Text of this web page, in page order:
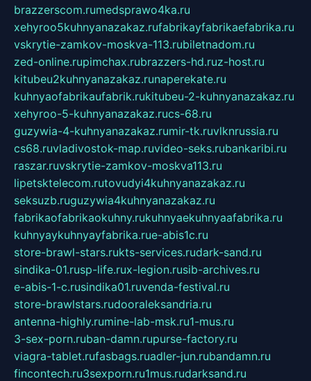
brazzerscom.rumedsprawo4ka.ru
xehyroo5kuhnyanazakaz.rufabrikayfabrikaefabrika.ru
vskrytie-zamkov-moskva-113.rubiletnadom.ru
zed-online.rupimchax.rubrazzers-hd.ruz-host.ru
kitubeu2kuhnyanazakaz.runaperekate.ru
kuhnyaofabrikaufabrik.rukitubeu-2-kuhnyanazakaz.ru
xehyroo-5-kuhnyanazakaz.rucs-68.ru
guzywia-4-kuhnyanazakaz.rumir-tk.ruvlknrussia.ru
cs68.ruvladivostok-map.ruvideo-seks.rubankaribi.ru
raszar.ruvskrytie-zamkov-moskva113.ru
lipetsktelecom.rutovudyi4kuhnyanazakaz.ru
seksuzb.ruguzywia4kuhnyanazakaz.ru
fabrikaofabrikaokuhny.rukuhnyaekuhnyaafabrika.ru
kuhnyaykuhnyayfabrika.rue-abis1c.ru
store-brawl-stars.rukts-services.rudark-sand.ru
sindika-01.rusp-life.rux-legion.rusib-archives.ru
e-abis-1-c.rusindika01.ruvenda-festival.ru
store-brawlstars.rudooraleksandria.ru
antenna-highly.rumine-lab-msk.ru1-mus.ru
3-sex-porn.ruban-damn.rupurse-factory.ru
viagra-tablet.rufasbags.ruadler-jun.rubandamn.ru
fincontech.ru3sexporn.ru1mus.rudarksand.ru